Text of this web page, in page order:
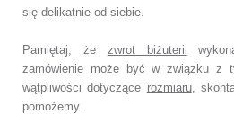
się delikatnie od siebie.
Pamiętaj, że zwrot biżuterii
zamówienie może być w związku z
wątpliwości dotyczące rozmiaru,
pomożemy.